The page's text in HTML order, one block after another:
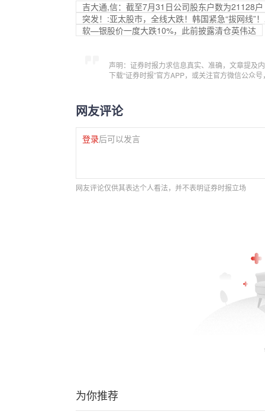
吉大通,信：截至7月31日公司股东户数为21128户
突发！:亚太股市，全线大跌！韩国紧急“拔网线”
软—银股价一度大跌10%，此前披露清仓英伟达
声明：证券时报力求信息真实、准确，文章提及
下载“证券时报”官方APP，或关注官方微信公众
网友评论
登录后可以发言
网友评论仅供其表达个人看法，并不表明证券时报立场
为你推荐